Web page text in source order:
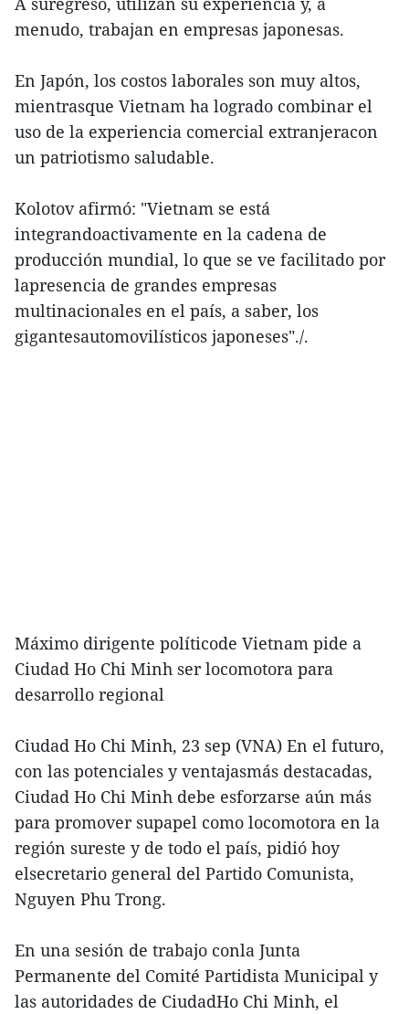
menudo, trabajan en empresas japonesas.
En Japón, los costos laborales son muy altos,
mientrasque Vietnam ha logrado combinar el
uso de la experiencia comercial extranjeracon
un patriotismo saludable.
Kolotov afirmó: "Vietnam se está
integrandoactivamente en la cadena de
producción mundial, lo que se ve facilitado por
lapresencia de grandes empresas
multinacionales en el país, a saber, los
gigantesautomovilísticos japoneses"./.
Máximo dirigente políticode Vietnam pide a
Ciudad Ho Chi Minh ser locomotora para
desarrollo regional
Ciudad Ho Chi Minh, 23 sep (VNA) En el futuro,
con las potenciales y ventajasmás destacadas,
Ciudad Ho Chi Minh debe esforzarse aún más
para promover supapel como locomotora en la
región sureste y de todo el país, pidió hoy
elsecretario general del Partido Comunista,
Nguyen Phu Trong.
En una sesión de trabajo conla Junta
Permanente del Comité Partidista Municipal y
las autoridades de CiudadHo Chi Minh, el